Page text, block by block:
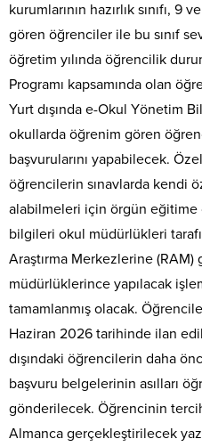
kurumlarının hazırlık sınıfı, 9
gören öğrenciler ile bu sınıf
öğretim yılında öğrencilik
Programı kapsamında olan
Yurt dışında e-Okul Yönetim
okullarda öğrenim gören
başvurularını yapabilecek.
öğrencilerin sınavlarda kendi
alabilmeleri için örgün
bilgileri okul müdürlükleri
Araştırma Merkezlerine
müdürlüklerince yapılacak
tamamlanmış olacak.
Haziran 2026 tarihinde ilan
dışındaki öğrencilerin daha
başvuru belgelerinin asılları
gönderilecek. Öğrencinin
Almanca gerçekleştirilecek